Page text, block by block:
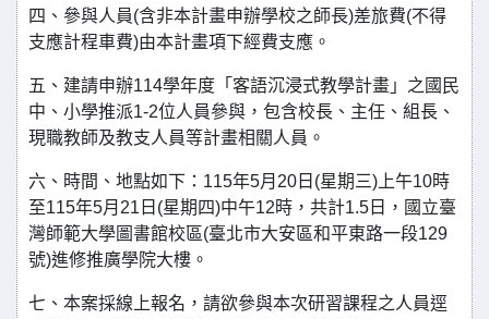
四、參與人員(含非本計畫申辦學校之師長)差旅費(不得
支應計程車費)由本計畫項下經費支應。
五、建請申辦114學年度「客語沉浸式教學計畫」之國民
中、小學推派1-2位人員參與，包含校長、主任、組長、
現職教師及教支人員等計畫相關人員。
六、時間、地點如下：115年5月20日(星期三)上午10時
至115年5月21日(星期四)中午12時，共計1.5日，國立臺
灣師範大學圖書館校區(臺北市大安區和平東路一段129
號)進修推廣學院大樓。
七、本案採線上報名，請欲參與本次研習課程之人員逕